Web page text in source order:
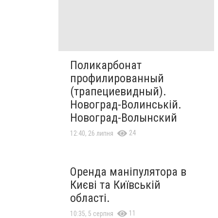
Поликарбонат
профилированный
(трапециевидный).
Новоград-Волинській.
Новоград-Волынский
12:40, 26 липня 24
Оренда маніпулятора в
Києві та Київській
області.
10:35, 5 серпня 11